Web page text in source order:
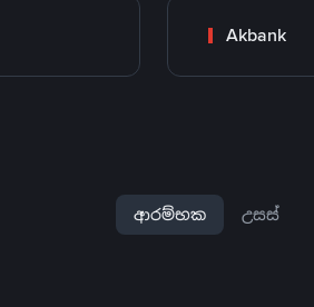
Akbank
ආරම්භක උසස්